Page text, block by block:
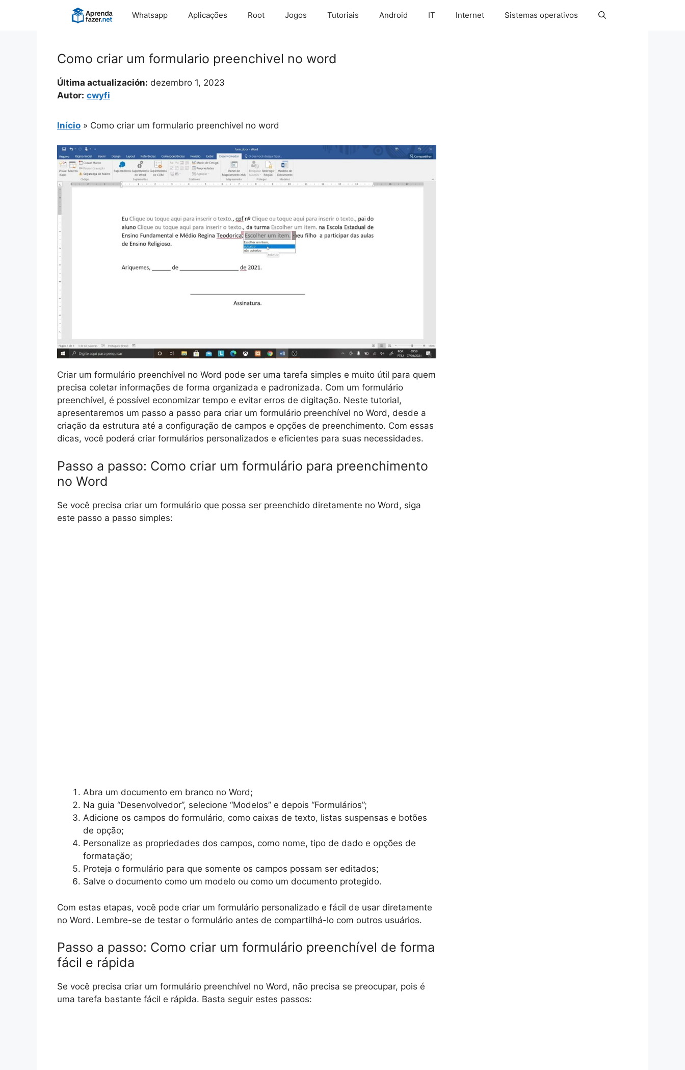
Whatsapp Aplicações Root Jogos Tutoriais Android IT Internet Sistemas operativos
Como criar um formulario preenchivel no word
Última actualización: dezembro 1, 2023
Autor: cwyfi
Início » Como criar um formulario preenchivel no word
Criar um formulário preenchível no Word pode ser uma tarefa simples e muito útil para quem
precisa coletar informações de forma organizada e padronizada. Com um formulário
preenchível, é possível economizar tempo e evitar erros de digitação. Neste tutorial,
apresentaremos um passo a passo para criar um formulário preenchível no Word, desde a
criação da estrutura até a configuração de campos e opções de preenchimento. Com essas
dicas, você poderá criar formulários personalizados e eficientes para suas necessidades.
Passo a passo: Como criar um formulário para preenchimento
no Word
Se você precisa criar um formulário que possa ser preenchido diretamente no Word, siga
este passo a passo simples:
Abra um documento em branco no Word;
Na guia “Desenvolvedor”, selecione “Modelos” e depois “Formulários”;
Adicione os campos do formulário, como caixas de texto, listas suspensas e botões
de opção;
Personalize as propriedades dos campos, como nome, tipo de dado e opções de
formatação;
Proteja o formulário para que somente os campos possam ser editados;
Salve o documento como um modelo ou como um documento protegido.
Com estas etapas, você pode criar um formulário personalizado e fácil de usar diretamente
no Word. Lembre-se de testar o formulário antes de compartilhá-lo com outros usuários.
Passo a passo: Como criar um formulário preenchível de forma
fácil e rápida
Se você precisa criar um formulário preenchível no Word, não precisa se preocupar, pois é
uma tarefa bastante fácil e rápida. Basta seguir estes passos: